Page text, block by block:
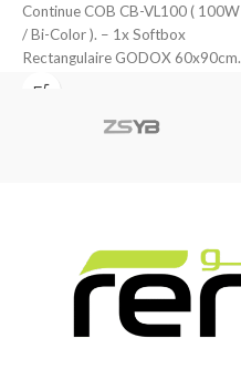
Continue COB CB-VL100 ( 100W
/ Bi-Color ). – 1x Softbox
Rectangulaire GODOX 60x90cm.